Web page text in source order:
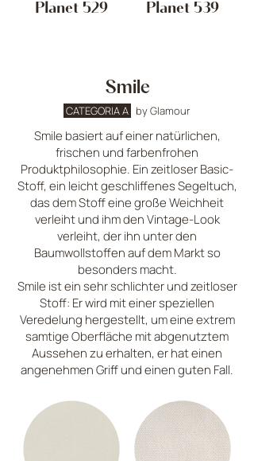
Planet 529 Planet 539
Smile
CATEGORIA A by Glamour
Smile basiert auf einer natürlichen,
frischen und farbenfrohen
Produktphilosophie. Ein zeitloser Basic-
Stoff, ein leicht geschliffenes Segeltuch,
das dem Stoff eine große Weichheit
verleiht und ihm den Vintage-Look
verleiht, der ihn unter den
Baumwollstoffen auf dem Markt so
besonders macht.
Smile ist ein sehr schlichter und zeitloser
Stoff: Er wird mit einer speziellen
Veredelung hergestellt, um eine extrem
samtige Oberfläche mit abgenutztem
Aussehen zu erhalten, er hat einen
angenehmen Griff und einen guten Fall.